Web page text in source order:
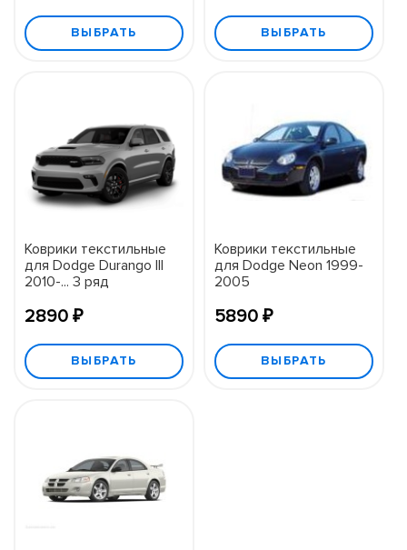
ВЫБРАТЬ ВЫБРАТЬ
Коврики текстильные
для Dodge Durango III
2010-... 3 ряд
2890 ₽
ВЫБРАТЬ
Коврики текстильные
для Dodge Neon 1999-
2005
5890 ₽
ВЫБРАТЬ